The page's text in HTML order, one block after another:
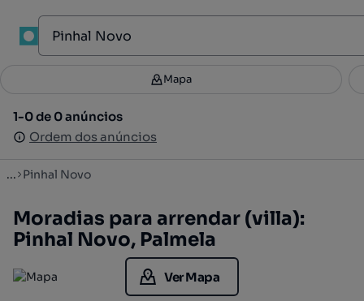
Filtros 4
1-0 de 0 anúncios
Ordem dos anúncios
Mapa
1-0 de 0 anúncios
Ordem dos anúncios
... Pinhal Novo
Moradias para arrendar (villa):
Pinhal Novo, Palmela
Ver Mapa